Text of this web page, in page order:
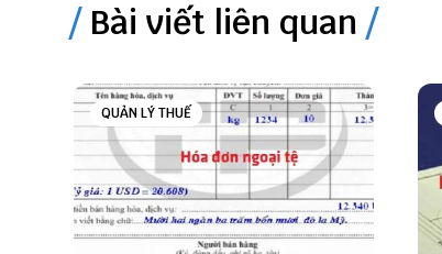
Bài viết liên quan
QUẢN LÝ THUẾ